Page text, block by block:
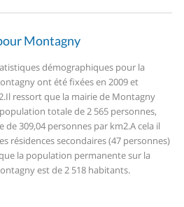
Montagny
démographiques pour la
ont été fixées en 2009 et
Il ressort que la mairie de Montagny
totale de 2 565 personnes,
de 309,04 personnes par km2.A cela il
résidences secondaires (47 personnes)
la population permanente sur la
est de 2 518 habitants.